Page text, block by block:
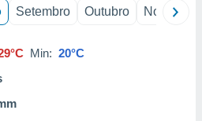
Setembro Outubro Novembro
Min: 20°C